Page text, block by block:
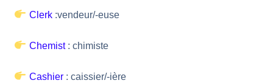
Clerk :vendeur/-euse
Chemist : chimiste
Cashier : caissier/-ière